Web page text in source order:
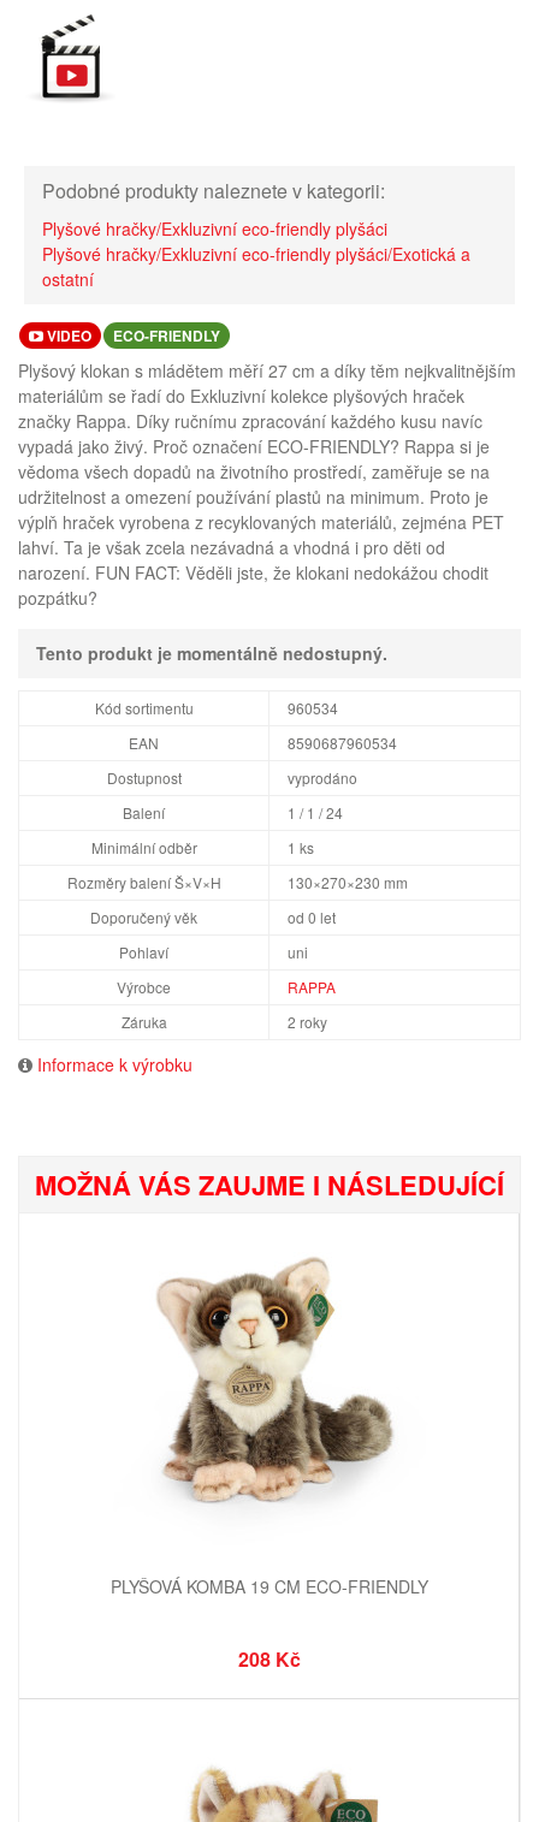
Podobné produkty naleznete v kategorii:
Plyšové hračky/Exkluzivní eco-friendly plyšáci
Plyšové hračky/Exkluzivní eco-friendly plyšáci/Exotická a
ostatní
VIDEO ECO-FRIENDLY
Plyšový klokan s mládětem měří 27 cm a díky těm nejkvalitnějším
materiálům se řadí do Exkluzivní kolekce plyšových hraček
značky Rappa. Díky ručnímu zpracování každého kusu navíc
vypadá jako živý. Proč označení ECO-FRIENDLY? Rappa si je
vědoma všech dopadů na životního prostředí, zaměřuje se na
udržitelnost a omezení používání plastů na minimum. Proto je
výplň hraček vyrobena z recyklovaných materiálů, zejména PET
lahví. Ta je však zcela nezávadná a vhodná i pro děti od
narození. FUN FACT: Věděli jste, že klokani nedokážou chodit
pozpátku?
Tento produkt je momentálně nedostupný.
Kód sortimentu
960534
EAN
8590687960534
Dostupnost
vyprodáno
Balení
1 / 1 / 24
Minimální odběr
1 ks
Rozměry balení Š×V×H
130×270×230 mm
Doporučený věk
od 0 let
Pohlaví
uni
Výrobce
RAPPA
Záruka
2 roky
Informace k výrobku
MOŽNÁ VÁS ZAUJME I NÁSLEDUJÍCÍ
PLYŠOVÁ KOMBA 19 CM ECO-FRIENDLY
208 Kč